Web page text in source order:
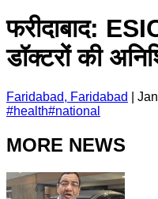
फरीदाबाद:
डॉक्टरों की
Faridabad, Faridabad
#health#national
MORE NEWS